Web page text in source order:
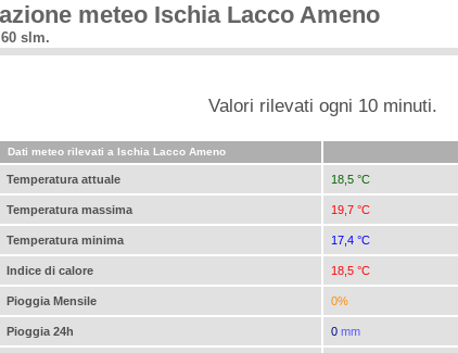
meteo Ischia Lacco Ameno
slm.
Valori rilevati ogni 10 minuti.
Dati meteo rilevati a Ischia Lacco Ameno
Temperatura attuale 18,5 °C
Temperatura massima 19,7 °C
Temperatura minima 17,4 °C
Indice di calore 18,5 °C
Pioggia Mensile 0%
Pioggia 24h 0 mm